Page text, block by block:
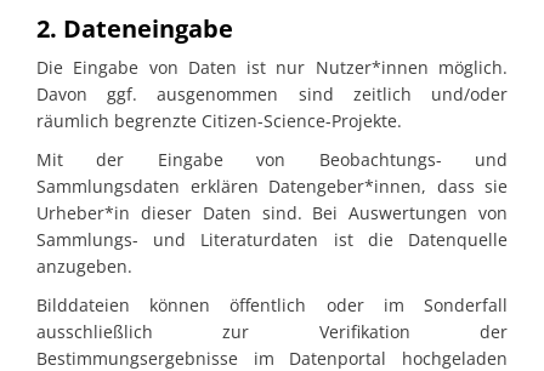
2. Dateneingabe
Die Eingabe von Daten ist nur Nutzer*innen möglich.
Davon ggf. ausgenommen sind zeitlich und/oder
räumlich begrenzte Citizen-Science-Projekte.
Mit der Eingabe von Beobachtungs- und
Sammlungsdaten erklären Datengeber*innen, dass sie
Urheber*in dieser Daten sind. Bei Auswertungen von
Sammlungs- und Literaturdaten ist die Datenquelle
anzugeben.
Bilddateien können öffentlich oder im Sonderfall
ausschließlich zur Verifikation der
Bestimmungsergebnisse im Datenportal hochgeladen